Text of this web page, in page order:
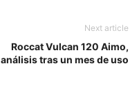
Next article
Roccat Vulcan 120 Aimo,
análisis tras un mes de uso